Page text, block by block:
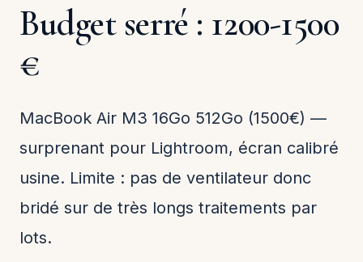
Budget serré : 1200-1500
€
MacBook Air M3 16Go 512Go (1500€) —
surprenant pour Lightroom, écran calibré
usine. Limite : pas de ventilateur donc
bridé sur de très longs traitements par
lots.